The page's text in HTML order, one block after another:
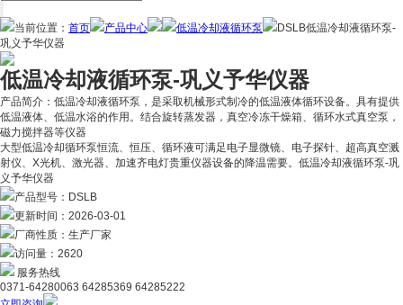
当前位置： 首页 产品中心 低温冷却液循环泵
DSLB低温冷却液循环泵-
巩义予华仪器
低温冷却液循环泵-巩义予华仪器
产品简介： 低温冷却液循环泵，是采取机械形式制冷的低温液体循环设备。具有提供
低温液体、低温水浴的作用。结合旋转蒸发器，真空冷冻干燥箱、循环水式真空泵，
磁力搅拌器等仪器
大型低温冷却循环泵恒流、恒压、循环液可满足电子显微镜、电子探针、超高真空溅
射仪、X光机、激光器、加速齐电灯贵重仪器设备的降温需要。低温冷却液循环泵-巩
义予华仪器
产品型号： DSLB
更新时间： 2026-03-01
厂商性质： 生产厂家
访问量： 2620
服务热线
0371-64280063 64285369 64285222